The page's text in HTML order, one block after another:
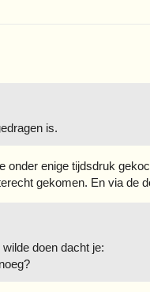
is.
onder enige tijdsdruk
gekomen. En via de
doen dacht je: